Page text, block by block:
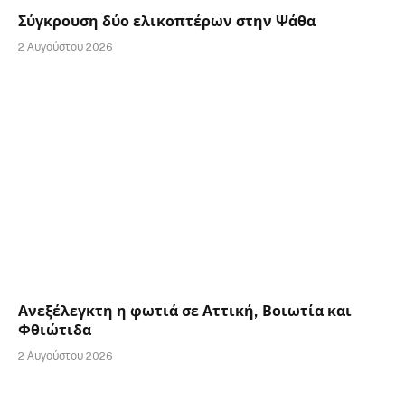
Σύγκρουση δύο ελικοπτέρων στην Ψάθα
2 Αυγούστου 2026
Ανεξέλεγκτη η φωτιά σε Αττική, Βοιωτία και
Φθιώτιδα
2 Αυγούστου 2026